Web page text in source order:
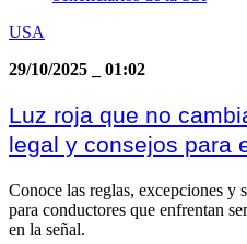
USA
29/10/2025
01:02
Luz roja que no
legal y consejos para
Conoce las reglas, excepciones y
para conductores que enfrentan
en la señal.